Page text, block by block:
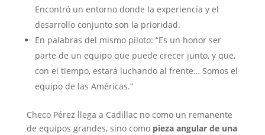
Encontró un entorno donde la experiencia y el
desarrollo conjunto son la prioridad.
En palabras del mismo piloto: “Es un honor ser
parte de un equipo que puede crecer junto, y que,
con el tiempo, estará luchando al frente… Somos el
equipo de las Américas.”
Checo Pérez llega a Cadillac no como un remanente
de equipos grandes, sino como pieza angular de una